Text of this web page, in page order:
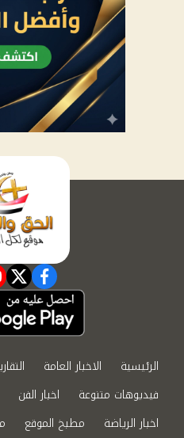
الرئيسية الاخبار العامة
فيديوهات متنوعة
اخبار الفن
اخبار الرياضة
مطبخ الموقع